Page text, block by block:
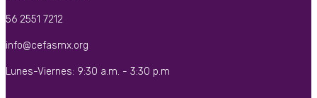
56 2551 7212
info@cefasmx.org
Lunes-Viernes: 9:30 a.m. - 3:30 p.m